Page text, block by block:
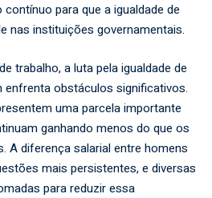
para que a igualdade de
nas instituições governamentais.
trabalho, a luta pela igualdade de
enfrenta obstáculos significativos.
uma parcela importante
ganhando menos do que os
A diferença salarial entre homens
mais persistentes, e diversas
para reduzir essa